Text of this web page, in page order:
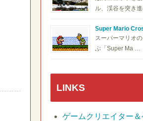
ル、渓谷を突き
Super Mario
スーパーマリオ
ぶ「Super Ma …
LINKS
ゲームクリエイター